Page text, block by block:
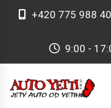
+420 775 988
9:00 -